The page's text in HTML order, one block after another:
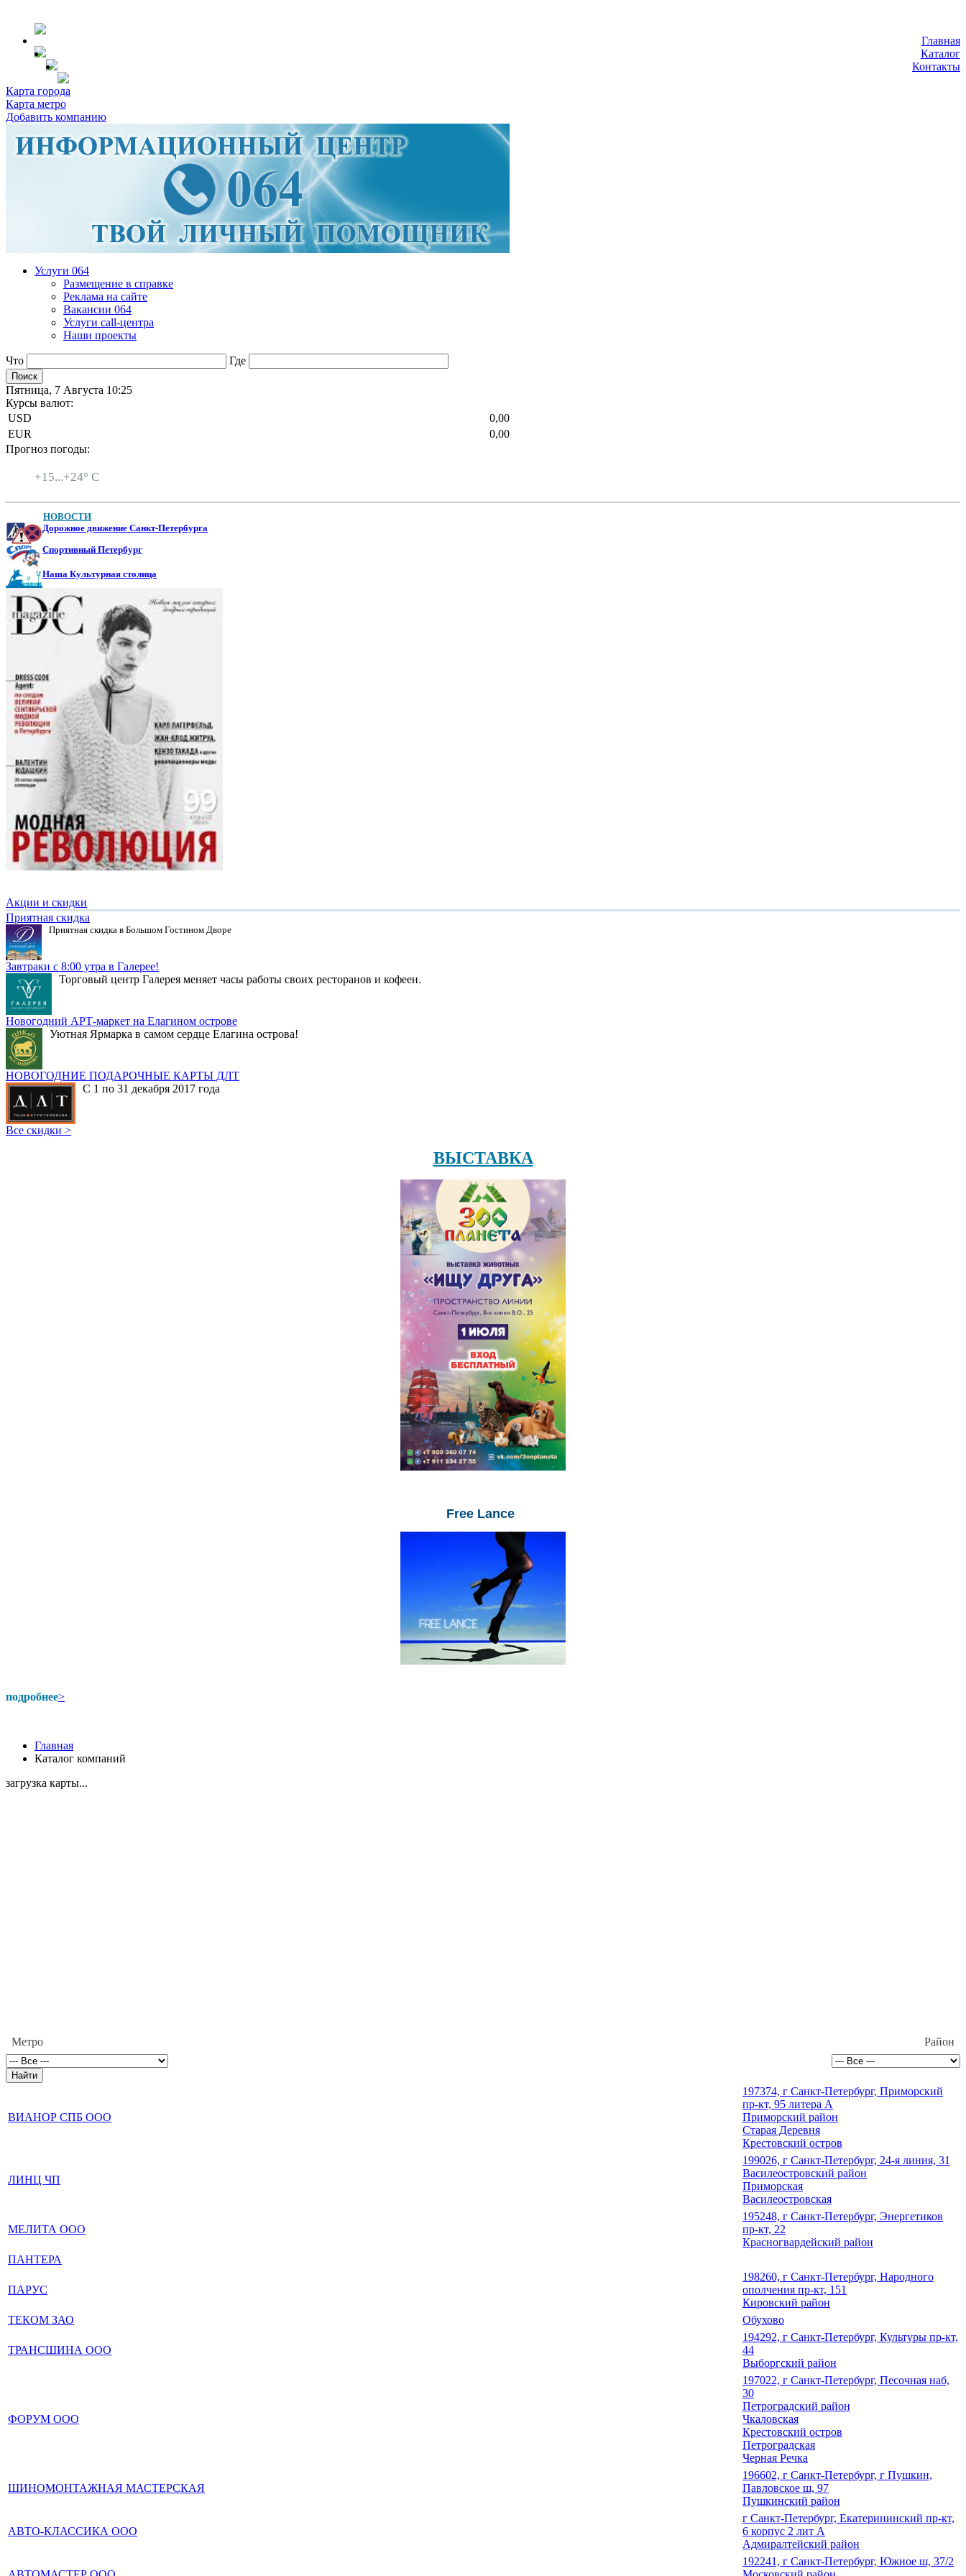
Главная
Каталог
Контакты
Карта города
Карта метро
Добавить компанию
Услуги 064
Размещение в справке
Реклама на сайте
Вакансии 064
Услуги call-центра
Наши проекты
Что Где
Пятница, 7 Августа 10:25
Курсы валют:
USD
0,00
EUR
0,00
Прогноз погоды:
+15...+24° C
НОВОСТИ
Дорожное движение Санкт-Петербурга
Спортивный Петербург
Наша Культурная столица
Акции и скидки
Приятная скидка
Приятная скидка в Большом Гостином Дворе
Завтраки с 8:00 утра в Галерее!
Торговый центр Галерея меняет часы работы своих ресторанов и кофеен.
Новогодний АРТ-маркет на Елагином острове
Уютная Ярмарка в самом сердце Елагина острова!
НОВОГОДНИЕ ПОДАРОЧНЫЕ КАРТЫ ДЛТ
С 1 по 31 декабря 2017 года
Все скидки >
ВЫСТАВКА
Free Lance
подробнее>
Главная
Каталог компаний
загрузка карты...
Метро Район
ВИАНОР СПБ ООО
197374, г Санкт-Петербург, Приморский
пр-кт, 95 литера А
Приморский район
Старая Деревня
Крестовский остров
ЛИНЦ ЧП
199026, г Санкт-Петербург, 24-я линия, 31
Василеостровский район
Приморская
Василеостровская
МЕЛИТА ООО
195248, г Санкт-Петербург, Энергетиков
пр-кт, 22
Красногвардейский район
ПАНТЕРА
ПАРУС
198260, г Санкт-Петербург, Народного
ополчения пр-кт, 151
Кировский район
ТЕКОМ ЗАО
Обухово
ТРАНСШИНА ООО
194292, г Санкт-Петербург, Культуры пр-кт,
44
Выборгский район
ФОРУМ ООО
197022, г Санкт-Петербург, Песочная наб,
30
Петроградский район
Чкаловская
Крестовский остров
Петроградская
Черная Речка
ШИНОМОНТАЖНАЯ МАСТЕРСКАЯ
196602, г Санкт-Петербург, г Пушкин,
Павловское ш, 97
Пушкинский район
АВТО-КЛАССИКА ООО
г Санкт-Петербург, Екатерининский пр-кт,
6 корпус 2 лит А
Адмиралтейский район
192241, г Санкт-Петербург, Южное ш, 37/2